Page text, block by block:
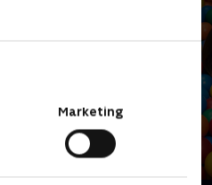
Marketing